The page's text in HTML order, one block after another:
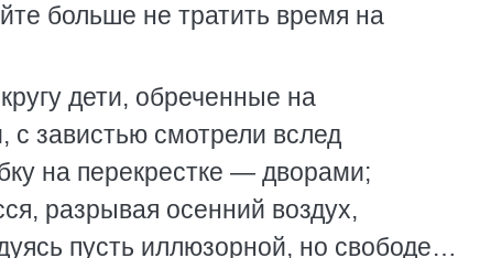
больше не тратить время на
дети, обреченные на
с завистью смотрели вслед
на перекрестке — дворами;
разрывая осенний воздух,
пусть иллюзорной, но свободе…